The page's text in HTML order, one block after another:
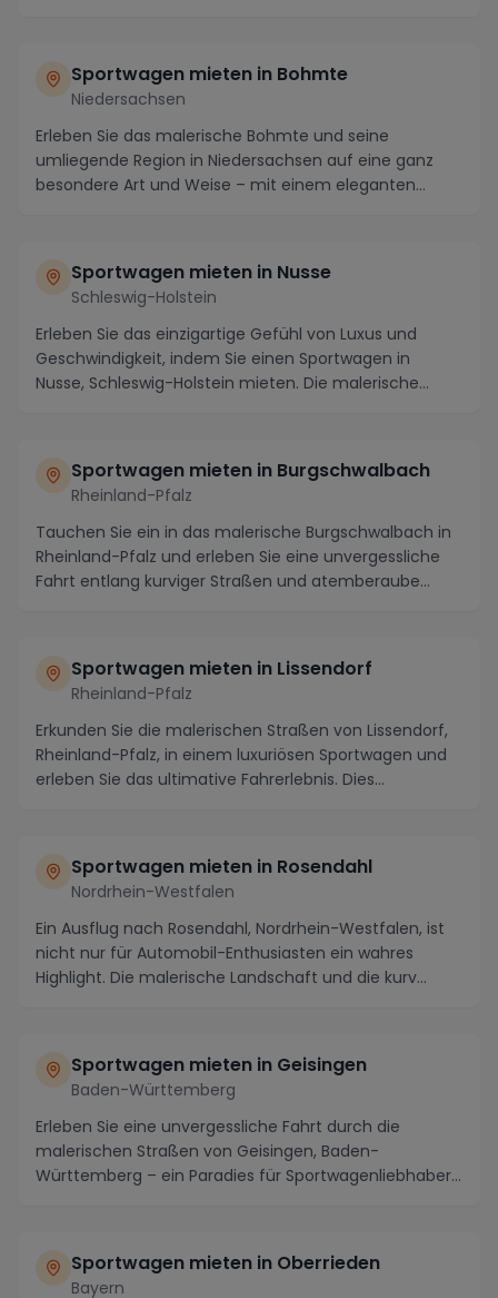
Sportwagen mieten in Bohmte
Niedersachsen
Erleben Sie das malerische Bohmte und seine
umliegende Region in Niedersachsen auf eine ganz
besondere Art und Weise – mit einem eleganten
Sportwagen mieten in Nusse
Schleswig-Holstein
Erleben Sie das einzigartige Gefühl von Luxus und
Geschwindigkeit, indem Sie einen Sportwagen in
Nusse, Schleswig-Holstein mieten. Die malerische
Sportwagen mieten in Burgschwalbach
Rheinland-Pfalz
Tauchen Sie ein in das malerische Burgschwalbach in
Rheinland-Pfalz und erleben Sie eine unvergessliche
Fahrt entlang kurviger Straßen und atemberaube...
Sportwagen mieten in Lissendorf
Rheinland-Pfalz
Erkunden Sie die malerischen Straßen von Lissendorf,
Rheinland-Pfalz, in einem luxuriösen Sportwagen und
erleben Sie das ultimative Fahrerlebnis. Dies...
Sportwagen mieten in Rosendahl
Nordrhein-Westfalen
Ein Ausflug nach Rosendahl, Nordrhein-Westfalen, ist
nicht nur für Automobil-Enthusiasten ein wahres
Highlight. Die malerische Landschaft und die kurv...
Sportwagen mieten in Geisingen
Baden-Württemberg
Erleben Sie eine unvergessliche Fahrt durch die
malerischen Straßen von Geisingen, Baden-
Württemberg – ein Paradies für Sportwagenliebhaber!
Sportwagen mieten in Oberrieden
Bayern